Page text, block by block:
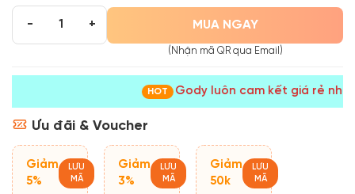
- + MUA NGAY
(Nhận mã QR qua Email)
HOT Gody luôn cam kết giá rẻ
Ưu đãi & Voucher
Giảm
5%
LƯU
MÃ
Giảm
3%
LƯU
MÃ
Giảm
50k
LƯU
MÃ